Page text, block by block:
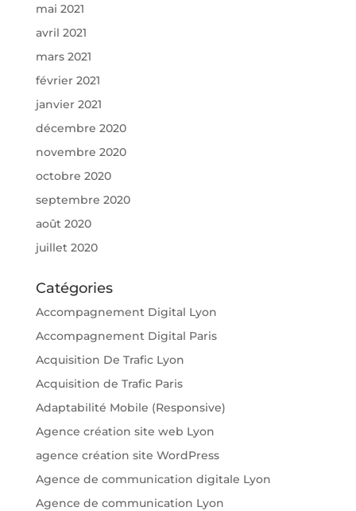
mai 2021
avril 2021
mars 2021
février 2021
janvier 2021
décembre 2020
novembre 2020
octobre 2020
septembre 2020
août 2020
juillet 2020
Catégories
Accompagnement Digital Lyon
Accompagnement Digital Paris
Acquisition De Trafic Lyon
Acquisition de Trafic Paris
Adaptabilité Mobile (Responsive)
Agence création site web Lyon
agence création site WordPress
Agence de communication digitale Lyon
Agence de communication Lyon